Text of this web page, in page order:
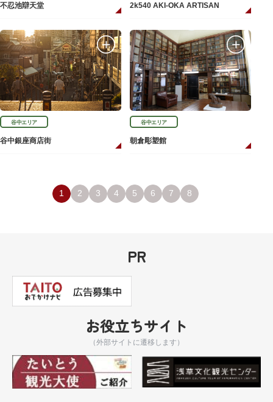
不忍池辯天堂 2k540 AKI-OKA ARTISAN
谷中エリア
谷中銀座商店街
谷中エリア
朝倉彫塑館
1 2 3 4 5 6 7 8
PR
お役立ちサイト
（外部サイトに遷移します）